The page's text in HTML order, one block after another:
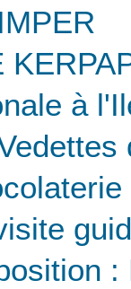
à